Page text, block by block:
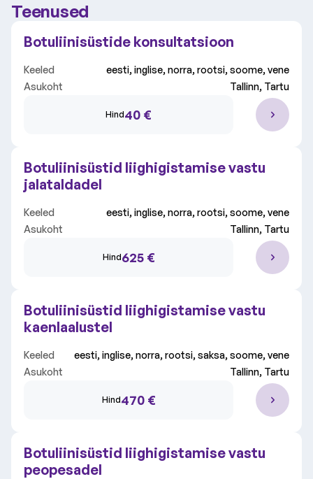
Teenused
Botuliinisüstide konsultatsioon
Keeled
eesti, inglise, norra, rootsi, soome, vene
Asukoht
Tallinn, Tartu
Hind40 €
Botuliinisüstid liighigistamise vastu
jalataldadel
Keeled
eesti, inglise, norra, rootsi, soome, vene
Asukoht
Tallinn, Tartu
Hind625 €
Botuliinisüstid liighigistamise vastu
kaenlaalustel
Keeled
eesti, inglise, norra, rootsi, saksa, soome, vene
Asukoht
Tallinn, Tartu
Hind470 €
Botuliinisüstid liighigistamise vastu
peopesadel
Täiskasvanu
Tartu Video